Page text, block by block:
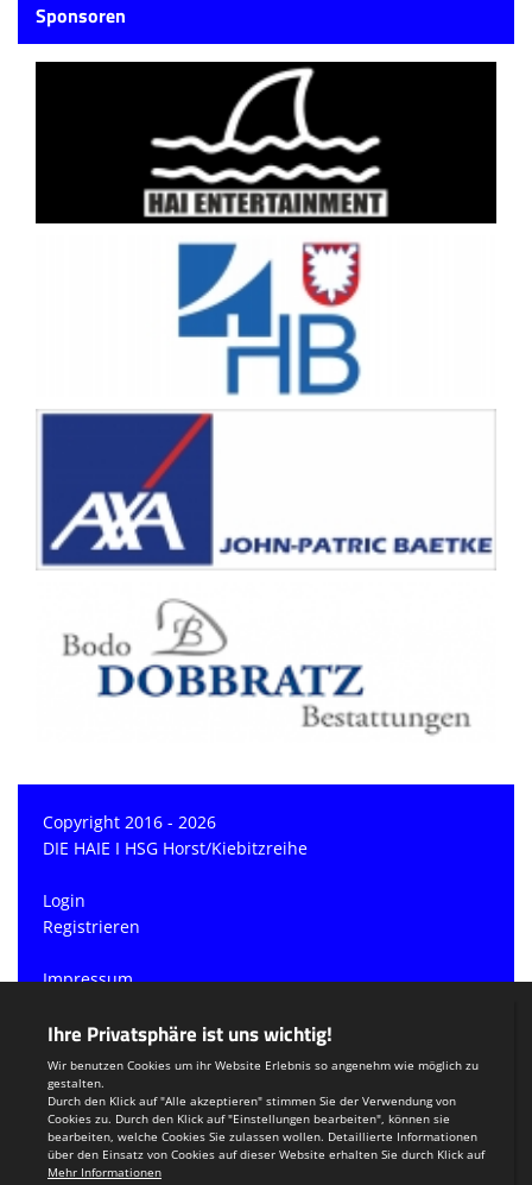
Sponsoren
Copyright 2016 - 2026
DIE HAIE I HSG Horst/Kiebitzreihe
Login
Registrieren
Impressum
Teamsports 2
Dein Sportverein online